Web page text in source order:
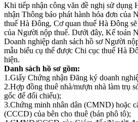
Khi tiếp nhận công văn đề nghị sử dụng
nhận Thông báo phát hành hóa đơn của
thuế Hà Đông, Cơ quan thuế Hà Đông
của Người nộp thuế. Dưới đây, Kế toán
Doanh nghiệp danh sách hồ sơ Người
mẫu biểu cụ thể được Chi cục thuế Hà
hiện.
Danh sách hồ sơ gồm:
1.Giấy Chứng nhận Đăng ký doanh
2.Hợp đồng thuê nhà/mượn nhà làm trụ
gốc để đối chiếu);
3.Chứng minh nhân dân (CMND) hoặc
(CCCD) của bên cho thuê (bản phô tô);